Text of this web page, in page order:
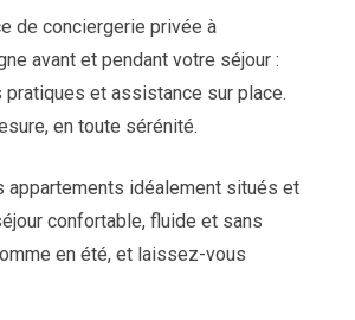
de conciergerie privée à
avant et pendant votre séjour :
et assistance sur place.
en toute sérénité.
appartements idéalement situés et
confortable, fluide et sans
en été, et laissez-vous